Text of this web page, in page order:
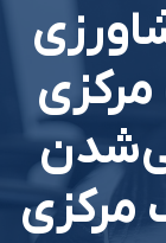
مرکزی